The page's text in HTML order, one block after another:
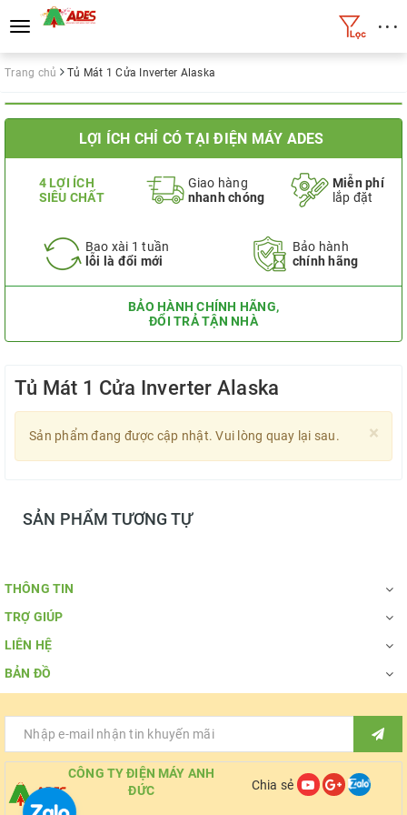
Toggle
navigation
• • •
Trang chủ Tủ Mát 1 Cửa Inverter Alaska
LỢI ÍCH CHỈ CÓ TẠI ĐIỆN MÁY ADES
4 LỢI ÍCH
SIÊU CHẤT
Giao hàng
nhanh chóng
Miễn phí
lắp đặt
Bao xài 1 tuần
lỗi là đổi mới
Bảo hành
chính hãng
BẢO HÀNH CHÍNH HÃNG,
ĐỔI TRẢ TẬN NHÀ
Tủ Mát 1 Cửa Inverter Alaska
×
Sản phẩm đang được cập nhật. Vui lòng quay lại sau.
SẢN PHẨM TƯƠNG TỰ
THÔNG TIN
TRỢ GIÚP
LIÊN HỆ
BẢN ĐỒ
CÔNG TY ĐIỆN MÁY ANH
ĐỨC
Chia sẻ